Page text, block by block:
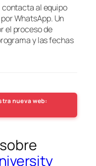
contacta al equipo
por WhatsApp. Un
el proceso de
y las fechas
nueva web: